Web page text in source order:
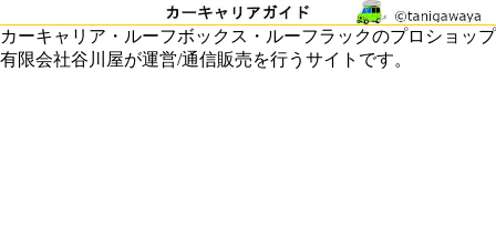
カーキャリア・ルーフボックス・ルーフラックのプロショップ
有限会社谷川屋が運営/通信販売を行うサイトです。